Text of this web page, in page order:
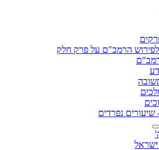
הרמב"ם על פרק חלק
נפרדים